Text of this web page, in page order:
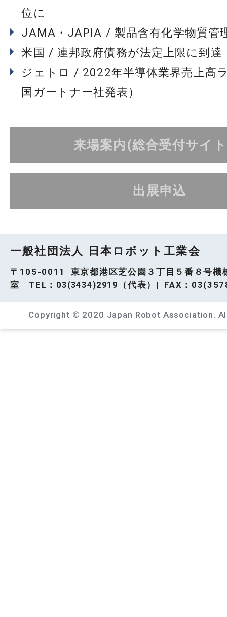
位に
JAMA・JAPIA / 製品含有化学物質管
米国 / 連邦政府債務が法定上限に到達
ジェトロ / 2022年半導体業界売上高
国ガートナー社発表）
来場案内(総合受付サイ
出展申込
一般社団法人 日本ロボット工業会
〒105-0011 東京都港区芝公園３丁目５番８号機
室 TEL： 03(3434)2919 （代表）| FAX：
Copyright © 2020 Japan Robot Association.